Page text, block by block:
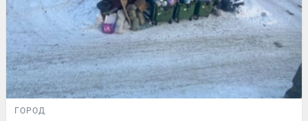
ГОРОД